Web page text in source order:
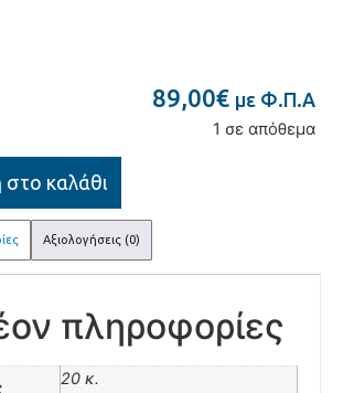
89,00€ με Φ.Π.Α
1 σε απόθεμα
καλάθι
Αξιολογήσεις (0)
πληροφορίες
20 κ.